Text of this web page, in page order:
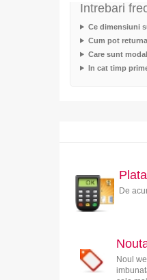
Intrebari
Ce dimensiuni
Cum pot
Care sunt
In cat timp
De
Noul